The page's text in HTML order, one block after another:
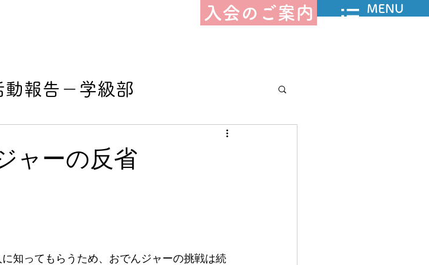
入会のご案内 MENU
動報告－学級部
成人部 活動報告－授産部
ャーの反省
知ってもらうため、おでんジャーの挑戦は続